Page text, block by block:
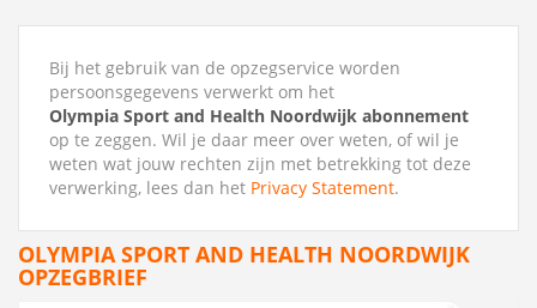
Bij het gebruik van de opzegservice worden
persoonsgegevens verwerkt om het
Olympia Sport and Health Noordwijk abonnement
op te zeggen. Wil je daar meer over weten, of wil je
weten wat jouw rechten zijn met betrekking tot deze
verwerking, lees dan het Privacy Statement.
OLYMPIA SPORT AND HEALTH NOORDWIJK
OPZEGBRIEF